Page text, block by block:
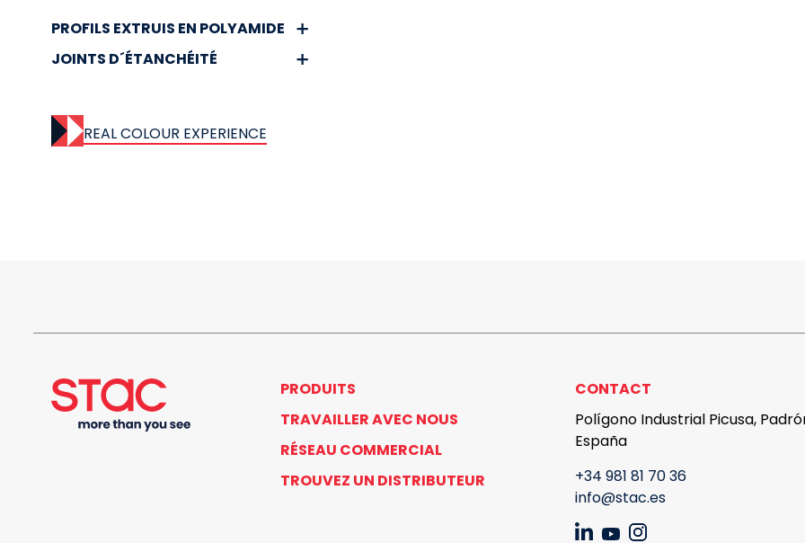
PROFILS EXTRUIS EN POLYAMIDE
JOINTS D´ÉTANCHÉITÉ
REAL COLOUR EXPERIENCE
PRODUITS
TRAVAILLER AVEC NOUS
RÉSEAU COMMERCIAL
TROUVEZ UN DISTRIBUTEUR
CONTACT
Polígono Industrial Picusa,
España
+34 981 81 70 36
info@stac.es